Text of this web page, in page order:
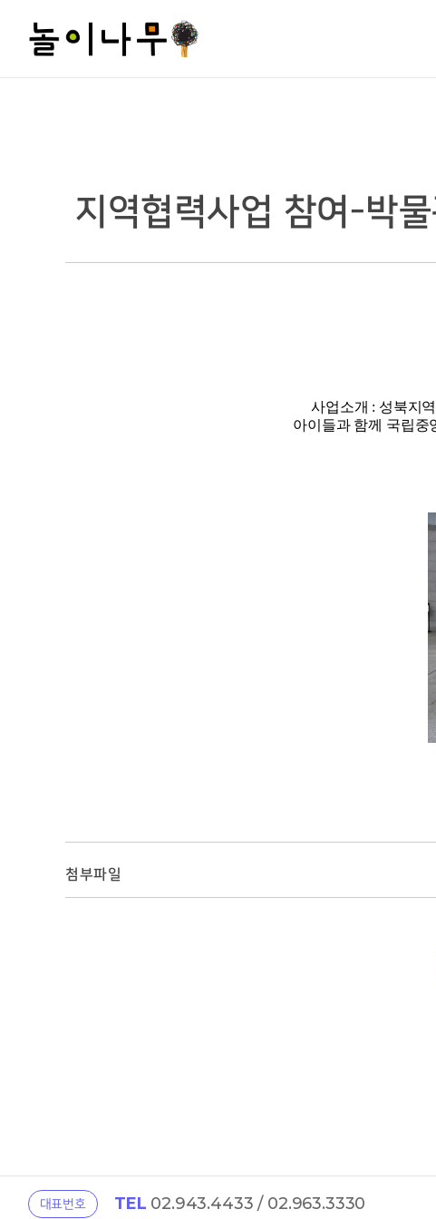
지역협력사업 참여-박
사업소개 : 성북지
아이들과 함께 국립중
첨부파일
대표번호 TEL 02.943.4433 / 02.963.3330